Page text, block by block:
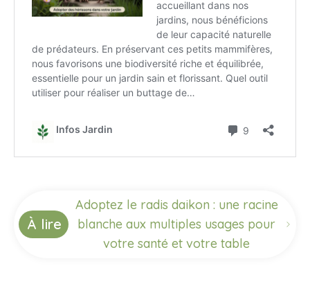
À lire
Adoptez le radis daikon : une racine
blanche aux multiples usages pour
votre santé et votre table